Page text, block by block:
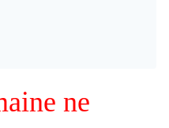
ne